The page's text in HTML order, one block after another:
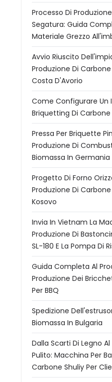
Processo Di
Segatura: Guida
Materiale Grezzo
Avvio Riuscito
Produzione Di
Costa D'Avorio
Come Configurare Un
Briquetting Di
Pressa Per Briquette
Produzione Di
Biomassa In Germania
Progetto Di Forno
Produzione Di
Kosovo
Invia In Vietnam La
Produzione Di
SL-180 E La Pompa Di
Guida Completa Al
Produzione Dei
Per BBQ
Spedizione
Biomassa In Bulgaria
Dalla Scarti Di Legno
Pulito: Macchina Per
Carbone Shuliy Per